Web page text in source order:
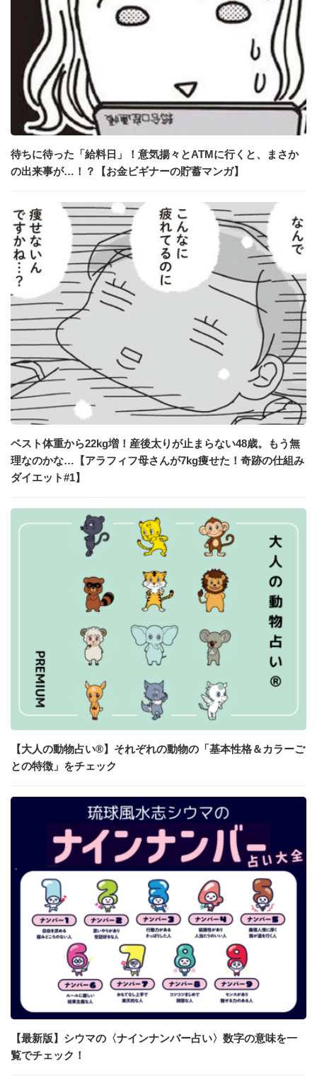
待ちに待った「給料日」！意気揚々とATMに行くと、まさか
の出来事が…！？【お金ビギナーの貯蓄マンガ】
ベスト体重から22kg増！産後太りが止まらない48歳。もう無
理なのかな…【アラフィフ母さんが7kg痩せた！奇跡の仕組み
ダイエット#1】
【大人の動物占い®】それぞれの動物の「基本性格＆カラーご
との特徴」をチェック
【最新版】シウマの〈ナインナンバー占い〉数字の意味を一
覧でチェック！